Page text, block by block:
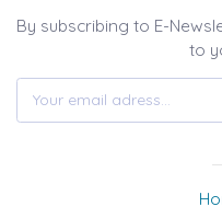
By subscribing to E-
to